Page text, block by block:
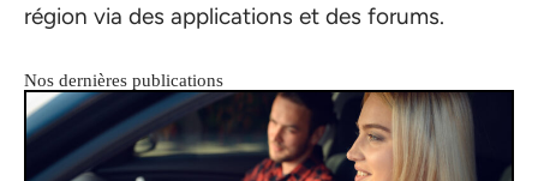
région via des applications et des forums.
Nos dernières publications